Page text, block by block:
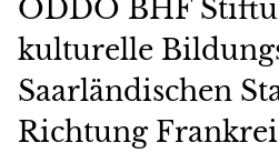
ODDO BHF
kulturelle
Saarländischen
Richtung